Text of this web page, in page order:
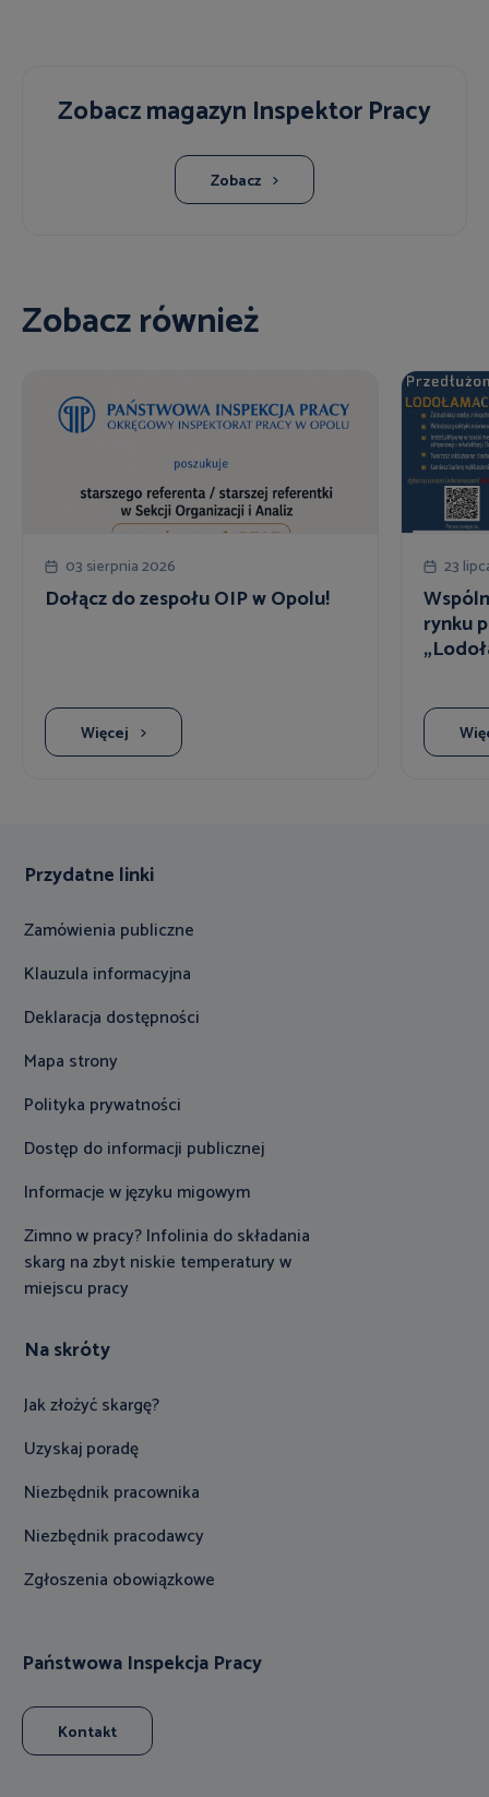
Zobacz magazyn Inspektor Pracy
Zobacz
Zobacz również
03 sierpnia 2026
Dołącz do zespołu OIP w Opolu!
Więcej
23
rynku
Przydatne linki
Zamówienia publiczne
Klauzula informacyjna
Deklaracja dostępności
Mapa strony
Polityka prywatności
Dostęp do informacji publicznej
Informacje w języku migowym
Zimno w pracy? Infolinia do składania
skarg na zbyt niskie temperatury w
miejscu pracy
Na skróty
Jak złożyć skargę?
Uzyskaj poradę
Niezbędnik pracownika
Niezbędnik pracodawcy
Zgłoszenia obowiązkowe
Państwowa Inspekcja Pracy
Kontakt